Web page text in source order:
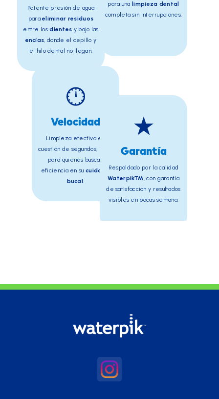
Potente presión de agua
paraeliminar residuos
entre losdientes y bajo las
encías, donde el cepillo y
el hilo dental no llegan.
para una limpieza dental
completa sin interrupciones.
Velocidad
Limpieza efectiva en
cuestión de segundos, ideal
para quienes buscan
eficiencia en su cuidado
bucal.
Garantía
Respaldado por la calidad
Waterpik™, con garantía
de satisfacción y resultados
visibles en pocas semana.